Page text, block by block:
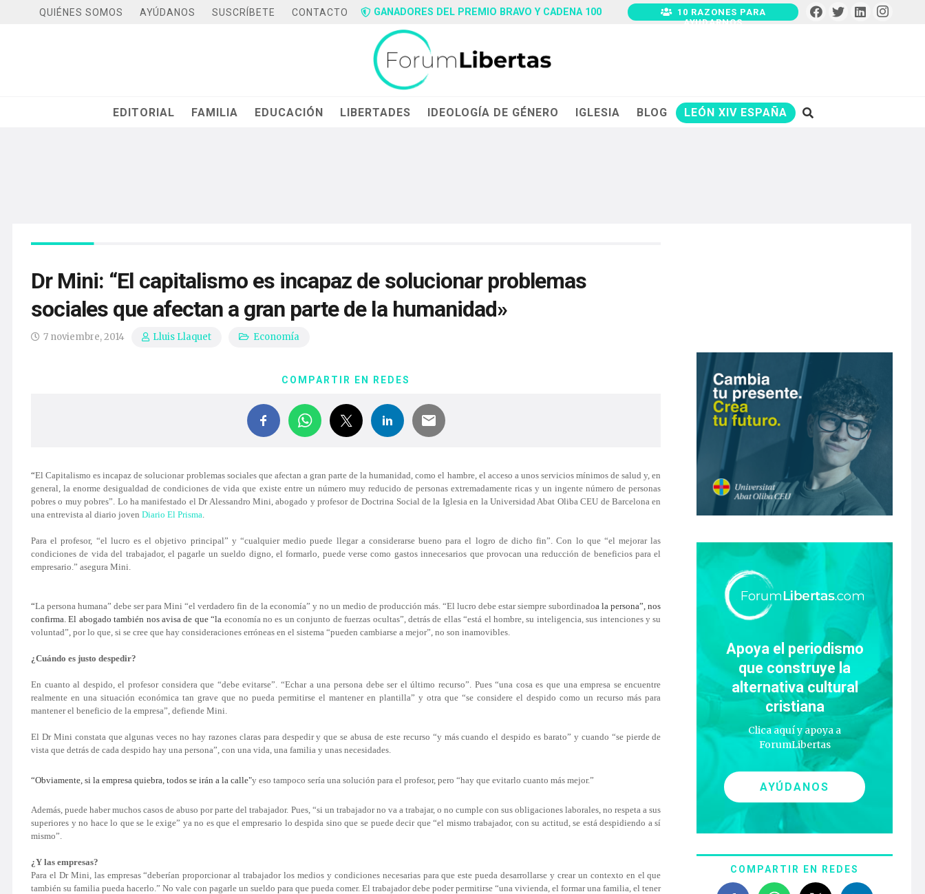
QUIÉNES SOMOS AYÚDANOS SUSCRÍBETE CONTACTO GANADORES DEL PREMIO BRAVO Y CADENA 100
10 RAZONES PARA
AYUDARNOS
EDITORIAL FAMILIA EDUCACIÓN LIBERTADES IDEOLOGÍA DE GÉNERO IGLESIA BLOG LEÓN XIV ESPAÑA
Dr Mini: “El capitalismo es incapaz de solucionar problemas
sociales que afectan a gran parte de la humanidad»
7 noviembre, 2014 Lluis Llaquet Economía
COMPARTIR EN REDES
“El Capitalismo es incapaz de solucionar problemas sociales que afectan a gran parte de la humanidad, como el hambre, el acceso a unos servicios mínimos de salud y, en
general, la enorme desigualdad de condiciones de vida que existe entre un número muy reducido de personas extremadamente ricas y un ingente número de personas
pobres o muy pobres”. Lo ha manifestado el Dr Alessandro Mini, abogado y profesor de Doctrina Social de la Iglesia en la Universidad Abat Oliba CEU de Barcelona en
una entrevista al diario joven Diario El Prisma.
Para el profesor, “el lucro es elobjetivo principal” y “cualquier medio puede llegar a considerarse bueno para el logro de dicho fin”. Con lo que “el mejorar las
condiciones de vida del trabajador, el pagarle un sueldo digno, el formarlo, puede verse como gastos innecesarios que provocan una reducción de beneficios para el
empresario.” asegura Mini.
“La persona humana” debe ser para Mini “el verdadero fin de la economía” y no un medio de producción más. “El lucro debe estar siempre subordinadoa la persona”, nos
confirma. El abogado también nos avisa de que “la economía no es un conjunto de fuerzas ocultas”, detrás de ellas “está el hombre, su inteligencia, sus intenciones y su
voluntad”, por lo que, si se cree que hay consideraciones erróneas en el sistema “pueden cambiarse a mejor”, no son inamovibles.
¿Cuándo es justo despedir?
En cuanto al despido, el profesor considera que “debe evitarse”. “Echar a una persona debe ser el último recurso”. Pues “una cosa es que una empresa se encuentre
realmente en una situación económica tan grave que no pueda permitirse el mantener en plantilla” y otra que “se considere el despido como un recurso más para
mantener el beneficio de la empresa”, defiende Mini.
El Dr Mini constata que algunas veces no hay razones claras para despedir y que se abusa de este recurso “y más cuando el despido es barato” y cuando “se pierde de
vista que detrás de cada despido hay una persona”, con una vida, una familia y unas necesidades.
“Obviamente, si la empresa quiebra, todos se irán a la calle"y eso tampoco sería una solución para el profesor, pero “hay que evitarlo cuanto más mejor.”
Además, puede haber muchos casos de abuso por parte del trabajador. Pues, “si un trabajador no va a trabajar, o no cumple con sus obligaciones laborales, no respeta a sus
superiores y no hace lo que se le exige” ya no es que el empresario lo despida sino que se puede decir que “el mismo trabajador, con su actitud,se está despidiendo a sí
mismo”.
¿Y las empresas?
Para el Dr Mini, las empresas “deberían proporcionar al trabajador los medios y condiciones necesarias para que este pueda desarrollarse y crear un contexto en el que
también su familia pueda hacerlo.” No vale con pagarle un sueldo para que pueda comer. El trabajador debe poder permitirse “una vivienda, el formar una familia, el tener
Apoya el periodismo
que construye la
alternativa cultural
cristiana
Clica aquí y apoya a
ForumLibertas
AYÚDANOS
COMPARTIR EN REDES